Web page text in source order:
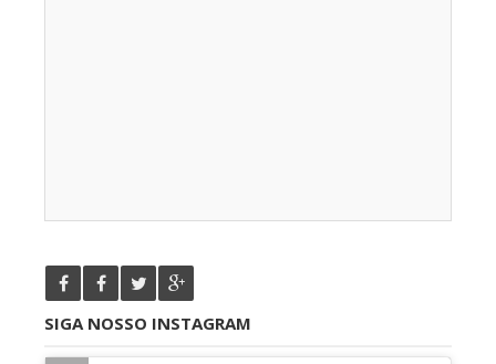
SIGA NOSSO INSTAGRAM